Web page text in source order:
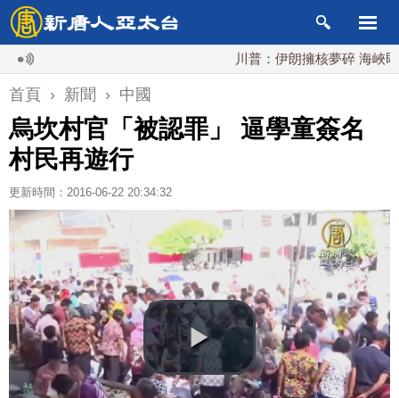
川普：伊朗擁核夢碎 海峽即將恢
首頁 › 新聞 › 中國
烏坎村官「被認罪」 逼學童簽名
村民再遊行
更新時間：2016-06-22 20:34:32